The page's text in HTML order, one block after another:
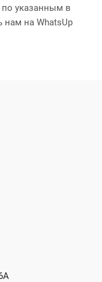
по указанным в
нам на WhatsUp